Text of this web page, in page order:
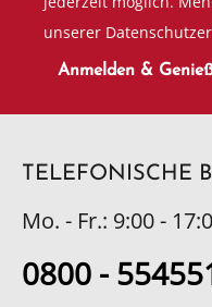
unserer
Anmelden &
TELEFONISCHE
Mo. - Fr.: 9:00 -
0800 -